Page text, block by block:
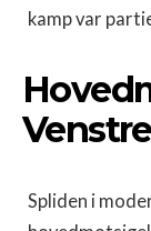
kamp var
Venstre
Spliden i